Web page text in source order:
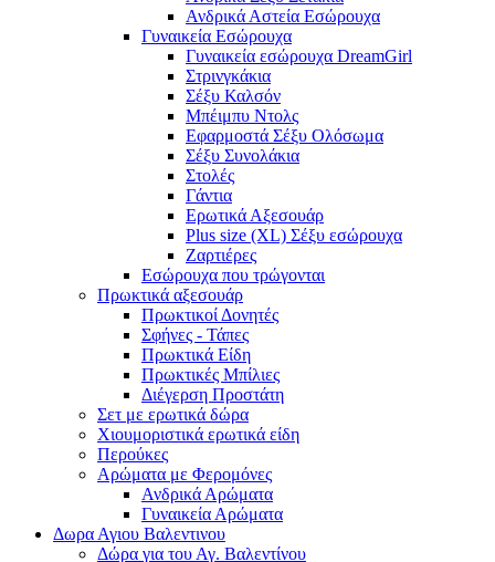
Ανδρικά Αστεία Εσώρουχα
Γυναικεία Εσώρουχα
Γυναικεία εσώρουχα DreamGirl
Στρινγκάκια
Σέξυ Καλσόν
Μπέιμπυ Ντολς
Εφαρμοστά Σέξυ Ολόσωμα
Σέξυ Συνολάκια
Στολές
Γάντια
Ερωτικά Αξεσουάρ
Plus size (XL) Σέξυ εσώρουχα
Ζαρτιέρες
Εσώρουχα που τρώγονται
Πρωκτικά αξεσουάρ
Πρωκτικοί Δονητές
Σφήνες - Τάπες
Πρωκτικά Είδη
Πρωκτικές Μπίλιες
Διέγερση Προστάτη
Σετ με ερωτικά δώρα
Χιουμοριστικά ερωτικά είδη
Περούκες
Αρώματα με Φερομόνες
Ανδρικά Αρώματα
Γυναικεία Αρώματα
Δωρα Αγιου Βαλεντινου
Δώρα για του Αγ. Βαλεντίνου